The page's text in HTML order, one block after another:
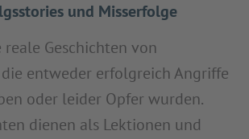
und Misserfolge
Geschichten von
entweder erfolgreich Angriffe
oder leider Opfer wurden.
dienen als Lektionen und